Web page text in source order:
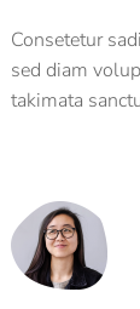
Consetetur
sed diam
takimata